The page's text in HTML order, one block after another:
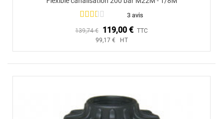
3 avis
139,74 € 119,00 € TTC
99,17 € HT